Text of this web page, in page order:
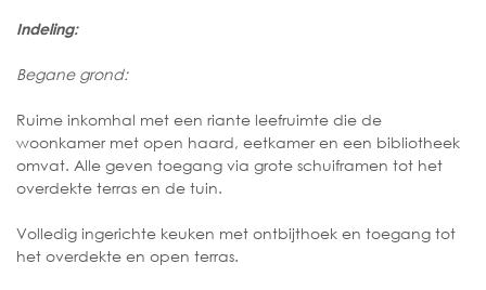
Indeling:
Begane grond:
Ruime inkomhal met een riante leefruimte die de
woonkamer met open haard, eetkamer en een bibliotheek
omvat. Alle geven toegang via grote schuiframen tot het
overdekte terras en de tuin.
Volledig ingerichte keuken met ontbijthoek en toegang tot
het overdekte en open terras.